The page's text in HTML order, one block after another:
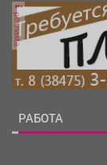
реклама
РАБОТА